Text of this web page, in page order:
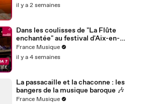
il y a 2 semaines
Dans les coulisses de "La Flûte
enchantée" au festival d'Aix-en-
Provence
France Musique
il y a 4 semaines
La passacaille et la chaconne : les
bangers de la musique baroque 🎶
France Musique